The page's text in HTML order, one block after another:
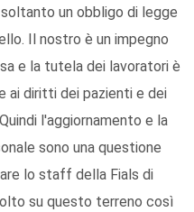
un obbligo di legge
Il nostro è un impegno
e la tutela dei lavoratori è
ai diritti dei pazienti e dei
l'aggiornamento e la
sono una questione
lo staff della Fials di
su questo terreno così